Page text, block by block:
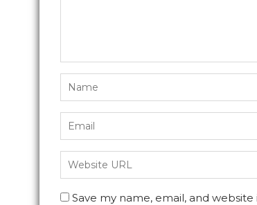
Save my name, email, and